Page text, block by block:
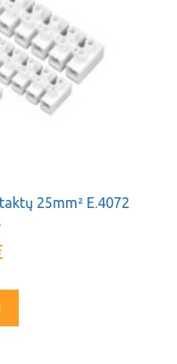
25mm² E.4072